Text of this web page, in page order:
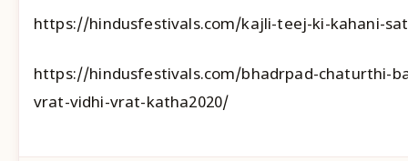
https://hindusfestivals.com/kajli-teej-ki-kahani-
https://hindusfestivals.com/bhadrpad-chaturthi-
vrat-vidhi-vrat-katha2020/